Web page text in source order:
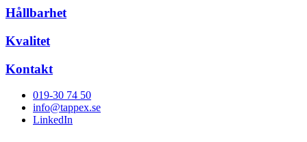
Hållbarhet
Kvalitet
Kontakt
019-30 74 50
info@tappex.se
LinkedIn